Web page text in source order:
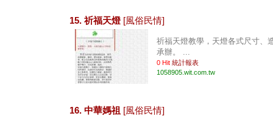
15. 祈福天燈 [風俗民情]
祈福天燈教學，天燈各式尺寸、
承辦。 ...
0 Hit 統計報表
1058905.wit.com.tw
16. 中華媽祖 [風俗民情]